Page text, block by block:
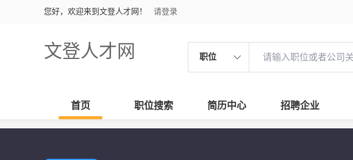
您好，欢迎来到文登人才网！ 请登录
文登人才网 职位
首页 职位搜索 简历中心 招聘企业